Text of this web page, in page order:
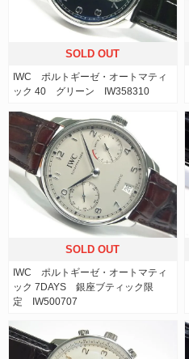
SOLD OUT
IWC ポルトギーゼ・オートマティ
ック 40 グリーン IW358310
SOLD OUT
IWC ポルトギーゼ・オートマティ
ック 7DAYS 銀座ブティック限
定 IW500707